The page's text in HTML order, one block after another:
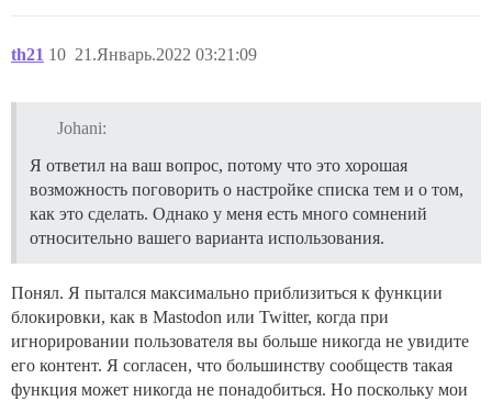
th21 21.Январь.2022 03:21:09
10
Johani:
Я ответил на ваш вопрос, потому что это хорошая
возможность поговорить о настройке списка тем и о том,
как это сделать. Однако у меня есть много сомнений
относительно вашего варианта использования.
Понял. Я пытался максимально приблизиться к функции
блокировки, как в Mastodon или Twitter, когда при
игнорировании пользователя вы больше никогда не увидите
его контент. Я согласен, что большинству сообществ такая
функция может никогда не понадобиться. Но поскольку мои